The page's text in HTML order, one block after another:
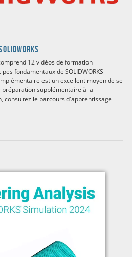
12 vidéos de formation
fondamentaux de SOLIDWORKS
est un excellent moyen de se
supplémentaire à la
consultez le parcours d'apprentissage